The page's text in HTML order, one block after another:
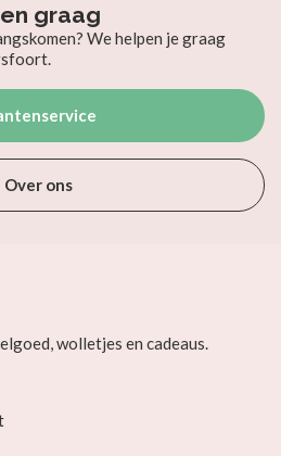
graag
We helpen je graag
Over ons
wolletjes en cadeaus.